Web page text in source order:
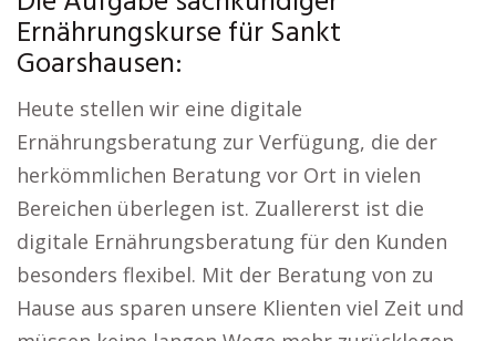
Ernährungskurse für Sankt
Goarshausen:
Heute stellen wir eine digitale
Ernährungsberatung zur Verfügung, die der
herkömmlichen Beratung vor Ort in vielen
Bereichen überlegen ist. Zuallererst ist die
digitale Ernährungsberatung für den Kunden
besonders flexibel. Mit der Beratung von zu
Hause aus sparen unsere Klienten viel Zeit und